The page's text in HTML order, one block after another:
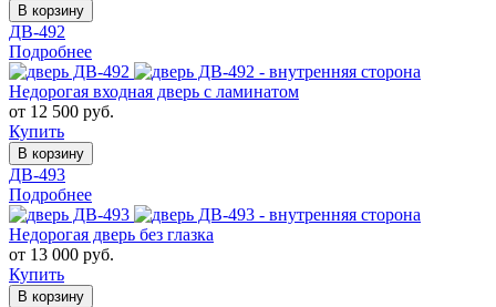
В корзину
ДВ-492
Подробнее
Недорогая входная дверь с ламинатом
от 12 500 руб.
Купить
В корзину
ДВ-493
Подробнее
Недорогая дверь без глазка
от 13 000 руб.
Купить
В корзину